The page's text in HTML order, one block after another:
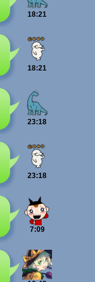
18:21
18:21
23:18
23:18
7:09